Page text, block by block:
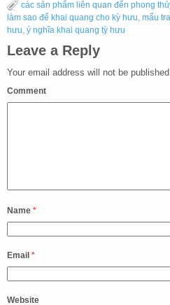
các sản phẩm liên quan đến phong
làm sao để khai quang cho kỳ hưu, mẩu
hưu, ý nghĩa khai quang tỳ hưu
Leave a Reply
Your email address will not be published.
Comment
Name *
Email *
Website